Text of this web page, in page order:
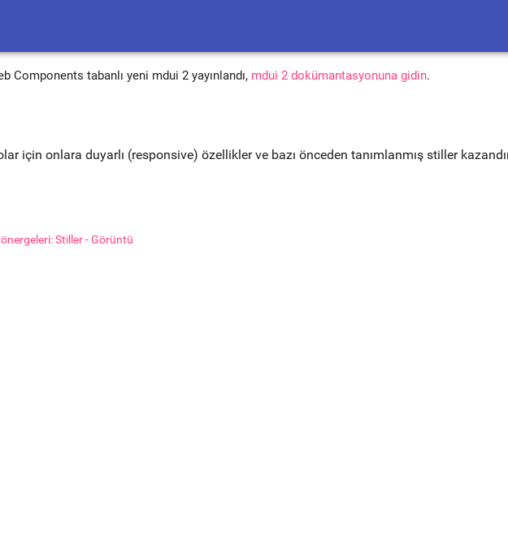
Components tabanlı yeni mdui 2 yayınlandı, mdui 2 dokümantasyonuna gidin.
için onlara duyarlı (responsive) özellikler ve bazı önceden tanımlanmış stiller
Stiller - Görüntü